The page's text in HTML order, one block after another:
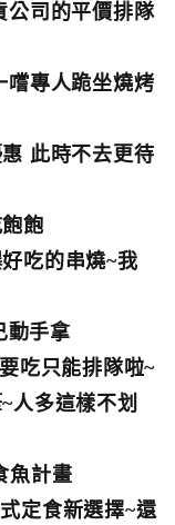
公司的平價排隊
嚐專人跪坐燒烤
此時不去更待
飽
吃的串燒~我
動手拿
吃只能排隊啦~
人多這樣不划
魚計畫
定食新選擇~還